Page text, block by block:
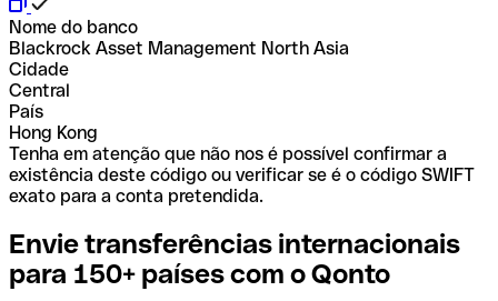
Nome do banco
Blackrock Asset Management North Asia
Cidade
Central
País
Hong Kong
Tenha em atenção que não nos é possível confirmar a
existência deste código ou verificar se é o código SWIFT
exato para a conta pretendida.
Envie transferências internacionais
para 150+ países com o Qonto